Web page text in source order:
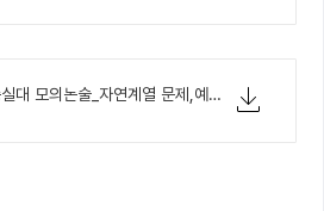
2021학년도 숭실대 모의논술_자연계열 문제,예시답안.pdf